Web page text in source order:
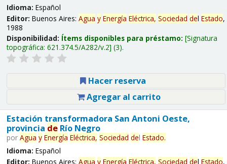
Idioma: Español
Editor: Buenos Aires: Agua y Energía Eléctrica, Sociedad del Estado,
1988
Disponibilidad: Ítems disponibles para préstamo: Signatura
topográfica: 621.374.5/A282/v.2 (3).
Hacer reserva
Agregar al carrito
Estación transformadora San Antoni Oeste,
provincia deRío Negro
por Agua y Energía Eléctrica, Sociedad del Estado.
Idioma: Español
Editor: Buenos Aires: Agua y Energía Eléctrica, Sociedad del Estado,